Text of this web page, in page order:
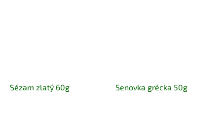
Sézam zlatý 60g Senovka grécka 50g